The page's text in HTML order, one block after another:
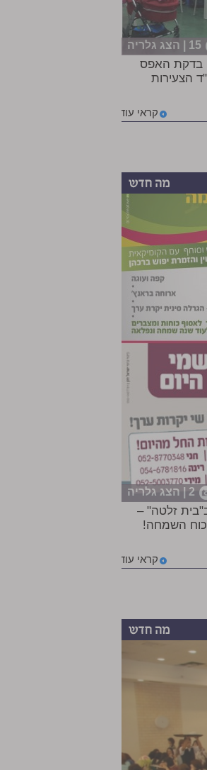
15 | הצג גלריה
בדקת האפס
הצעירות
קראי עוד
2 | הצג גלריה
זלטה" –
חיל בכוח השמחה!
קראי עוד